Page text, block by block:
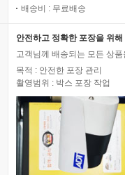
배송비 : 무료배송
안전하고 정확한 포장을 위
고객님께 배송되는 모든 상
목적 : 안전한 포장 관리
촬영범위 : 박스 포장 작업